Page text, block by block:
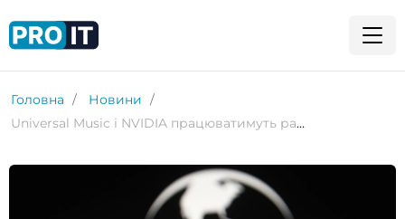
Головна
Новини
Universal Music і NVIDIA працюватимуть разом над музичним ШІ